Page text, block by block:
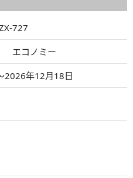
727
エコノミー
2026年12月18日